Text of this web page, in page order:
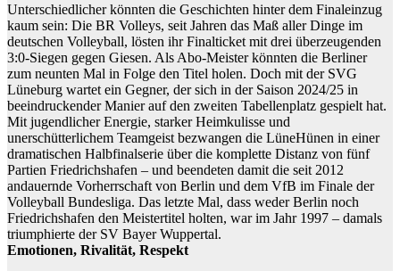
Unterschiedlicher könnten die Geschichten hinter dem Finaleinzug
kaum sein: Die BR Volleys, seit Jahren das Maß aller Dinge im
deutschen Volleyball, lösten ihr Finalticket mit drei überzeugenden
3:0-Siegen gegen Giesen. Als Abo-Meister könnten die Berliner
zum neunten Mal in Folge den Titel holen. Doch mit der SVG
Lüneburg wartet ein Gegner, der sich in der Saison 2024/25 in
beeindruckender Manier auf den zweiten Tabellenplatz gespielt hat.
Mit jugendlicher Energie, starker Heimkulisse und
unerschütterlichem Teamgeist bezwangen die LüneHünen in einer
dramatischen Halbfinalserie über die komplette Distanz von fünf
Partien Friedrichshafen – und beendeten damit die seit 2012
andauernde Vorherrschaft von Berlin und dem VfB im Finale der
Volleyball Bundesliga. Das letzte Mal, dass weder Berlin noch
Friedrichshafen den Meistertitel holten, war im Jahr 1997 – damals
triumphierte der SV Bayer Wuppertal.
Emotionen, Rivalität, Respekt